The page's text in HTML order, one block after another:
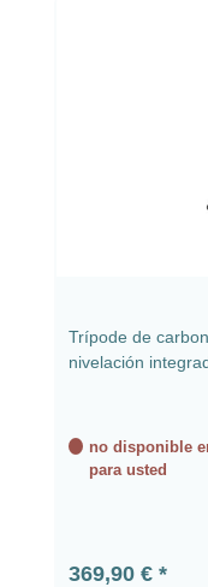
Trípode de
nivelación
no disponible
para usted
Precio normal:
369,90 €